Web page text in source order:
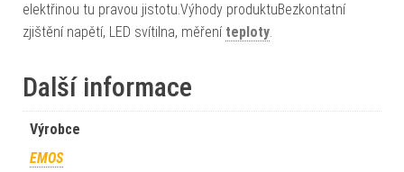
elektřinou tu pravou jistotu.Výhody produktuBezkontatní
zjištění napětí, LED svítilna, měření teploty.
Další informace
Výrobce
EMOS